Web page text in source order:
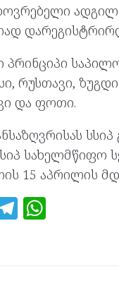
რუსთავი,
და ფოთი.
სახელმწიფო
15 აპრილის
T